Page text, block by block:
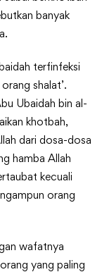
banyak
terfinfeksi
shalat’.
Ubaidah bin al-
khotbah,
dari dosa-dosa
hamba Allah
kecuali
orang
wafatnya
yang paling